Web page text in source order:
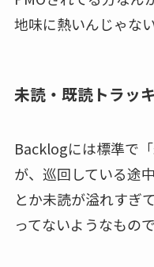
地味に熱いんじゃな
未読・既読トラッ
Backlogには標準で
が、巡回している途
とか未読が溢れすぎ
ってないようなもの